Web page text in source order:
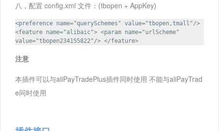
八，配置 config.xml 文件：(tbopen + AppKey)
<preference name="querySchemes" value="tbopen,tmall"/>
<feature name="alibaic"> <param name="urlScheme"
value="tbopen234155822"/> </feature>
注意
本插件可以与aliPayTradePlus插件同时使用 不能与aliPayTrad
e同时使用